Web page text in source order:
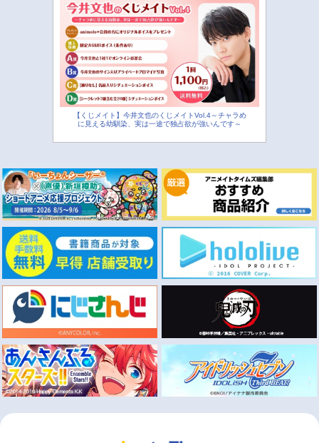
【くじメイト】今井文也のくじメイトVol.4～チャラめ
に見える幼馴染、実は一途で独占欲が強いんです～